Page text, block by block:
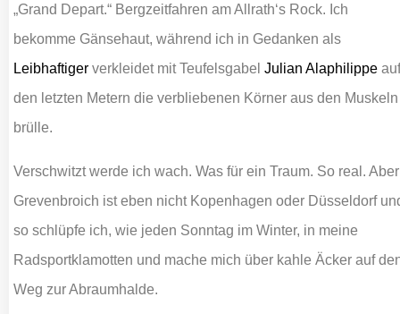
„Grand Depart.“ Bergzeitfahren am Allrath‘s Rock. Ich
bekomme Gänsehaut, während ich in Gedanken als
Leibhaftiger verkleidet mit Teufelsgabel Julian Alaphilippe auf
den letzten Metern die verbliebenen Körner aus den Muskeln
brülle.
Verschwitzt werde ich wach. Was für ein Traum. So real. Aber
Grevenbroich ist eben nicht Kopenhagen oder Düsseldorf
so schlüpfe ich, wie jeden Sonntag im Winter, in meine
Radsportklamotten und mache mich über kahle Äcker auf
Weg zur Abraumhalde.